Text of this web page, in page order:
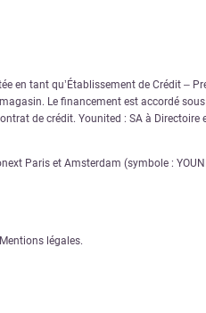
tant qu’Établissement de Crédit –
Le financement est accordé
de crédit. Younited : SA à
Paris et Amsterdam (symbole :
légales.